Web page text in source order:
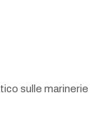
sulle marinerie